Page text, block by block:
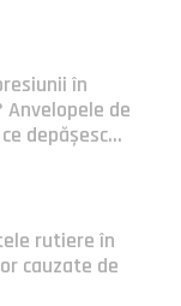
în
de
depășesc...
rutiere în
cauzate de